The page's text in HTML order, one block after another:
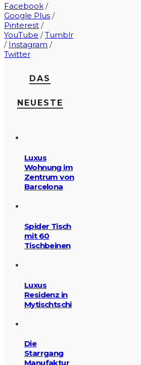
Facebook /
Google Plus /
Pinterest /
YouTube /Tumblr
/ Instagram /
Twitter
DAS
NEUESTE
Luxus
Wohnung im
Zentrum von
Barcelona
Spider Tisch
mit 60
Tischbeinen
Luxus
Residenz in
Mytischtschi
Die
Starrgang
Manufaktur